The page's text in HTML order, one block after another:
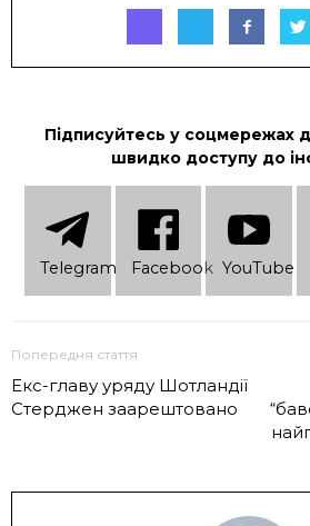
Підписуйтесь у соцмережах
швидко доступу до
Telеgram Facebook YouTube
Попередня стаття
Екс-главу уряду Шотландії
Стерджен заарештовано